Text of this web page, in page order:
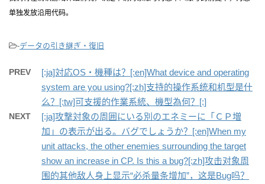
单独发放沿用代码。
-データの引き継ぎ・復旧
PREV
[:ja]対応OS・機種は？[:en]What device and operating
system are you using?[:zh]支持的操作系统和机型是什
么？[:tw]可支援的作業系統、機型為何？[:]
NEXT
[:ja]攻撃対象の周囲にいる別のエネミーに「ＣＰ増
加」の表示が出る。バグでしょうか？[:en]When my
unit attacks, the other enemies surrounding the target
show an increase in CP. Is this a bug?[:zh]攻击对象周
围的其他敌人身上显示“必杀量条增加”，这是Bug吗？